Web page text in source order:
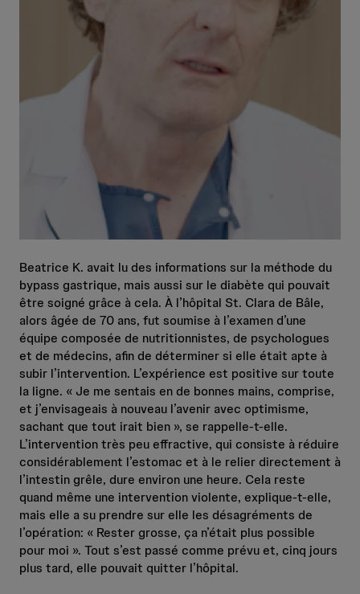
Beatrice K. avait lu des informations sur la méthode du
bypass gastrique, mais aussi sur le diabète qui pouvait
être soigné grâce à cela. À l’hôpital St. Clara de Bâle,
alors âgée de 70 ans, fut soumise à l’examen d’une
équipe composée de nutritionnistes, de psychologues
et de médecins, afin de déterminer si elle était apte à
subir l’intervention. L’expérience est positive sur toute
la ligne. « Je me sentais en de bonnes mains, comprise,
et j’envisageais à nouveau l’avenir avec optimisme,
sachant que tout irait bien », se rappelle-t-elle.
L’intervention très peu effractive, qui consiste à réduire
considérablement l’estomac et à le relier directement à
l’intestin grêle, dure environ une heure. Cela reste
quand même une intervention violente, explique-t-elle,
mais elle a su prendre sur elle les désagréments de
l’opération: « Rester grosse, ça n’était plus possible
pour moi ». Tout s’est passé comme prévu et, cinq jours
plus tard, elle pouvait quitter l’hôpital.